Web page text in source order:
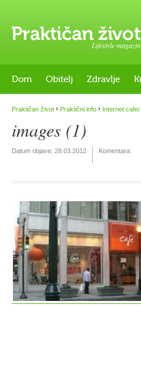
Lifestyle magazin
Dom Obitelj Zdravlje
Praktičan život › Praktični info › Internet
images (1)
Datum objave: 28.03.2012 Komentara: